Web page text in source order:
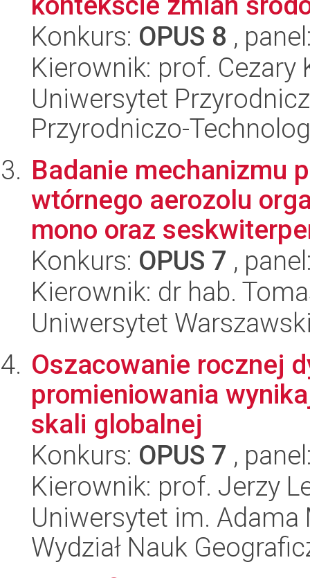
Konkurs: OPUS 8 ,
Kierownik: prof. Cezary
Uniwersytet
Przyrodniczo-
Badanie mechanizmu
wtórnego aerozolu
mono oraz
Konkurs: OPUS 7 ,
Kierownik: dr hab.
Uniwersytet
Oszacowanie rocznej
promieniowania
skali globalnej
Konkurs: OPUS 7 ,
Kierownik: prof. Jerzy
Uniwersytet im.
Wydział Nauk